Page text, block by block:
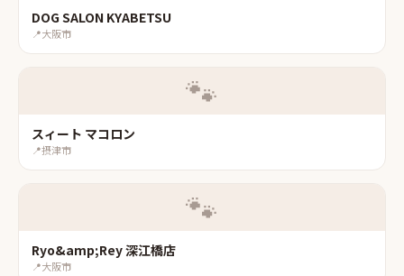
DOG SALON KYABETSU
📍大阪市
🐾
スィート マコロン
📍摂津市
🐾
Ryo&amp;Rey 深江橋店
📍大阪市